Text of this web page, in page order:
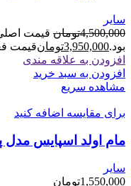
سایر
4,500,000تومان
بود.3,950,000تومانقیمت فعلی
افزودن به علاقه مندی
افزودن به سبد خرید
مشاهده سریع
برای مقایسه اضافه کنید
مام اولد اسپایس مدل
سایر
1,550,000تومان